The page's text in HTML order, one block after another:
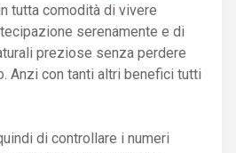
tutta comodità di vivere
serenamente e di
preziose senza perdere
Anzi con tanti altri benefici tutti
di controllare i numeri